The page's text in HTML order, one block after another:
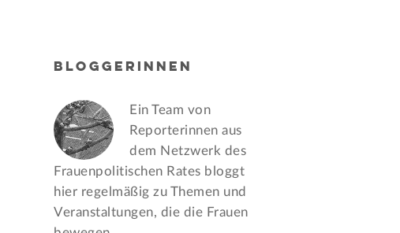
BLOGGERINNEN
Ein Team von
Reporterinnen aus
dem Netzwerk des
Frauen­politischen Rates bloggt
hier regelmäßig zu Themen und
Veran­staltungen, die die Frauen